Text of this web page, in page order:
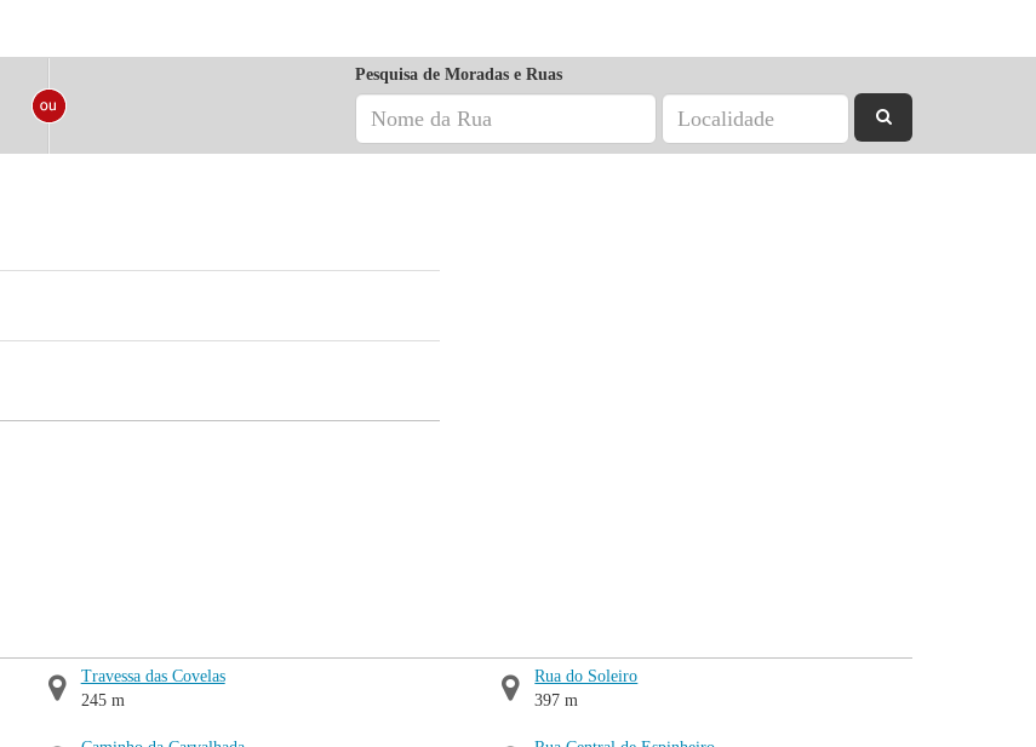
Pesquisa de Moradas e Ruas
Travessa das Covelas
245 m
Rua do Soleiro
397 m